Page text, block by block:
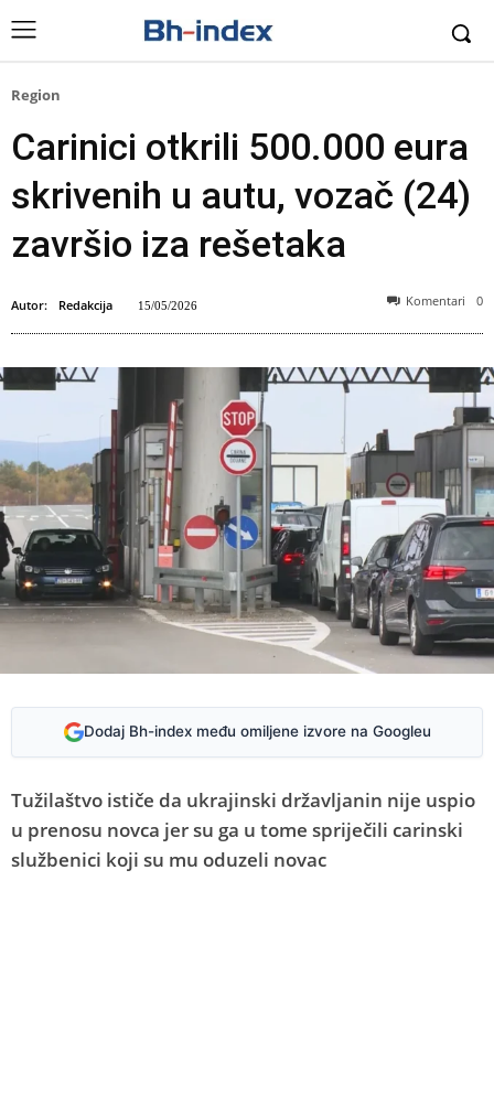
Region
Carinici otkrili 500.000 eura
skrivenih u autu, vozač (24)
završio iza rešetaka
Autor: Redakcija 15/05/2026 Komentari 0
Dodaj Bh-index među omiljene izvore na Googleu
Tužilaštvo ističe da ukrajinski državljanin nije uspio
u prenosu novca jer su ga u tome spriječili carinski
službenici koji su mu oduzeli novac